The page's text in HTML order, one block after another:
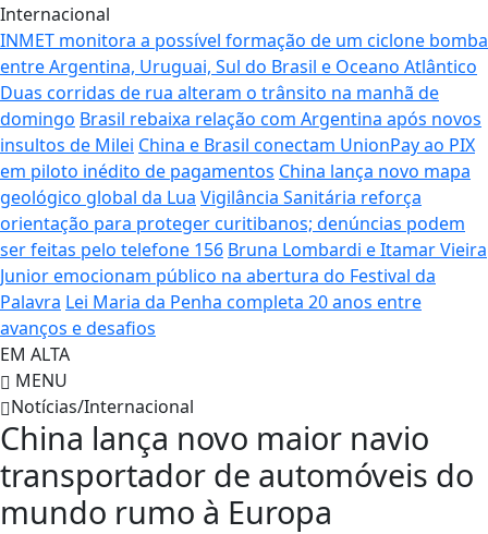
Internacional
INMET monitora a possível formação de um ciclone bomba
entre Argentina, Uruguai, Sul do Brasil e Oceano Atlântico
Duas corridas de rua alteram o trânsito na manhã de
domingo Brasil rebaixa relação com Argentina após novos
insultos de Milei China e Brasil conectam UnionPay ao PIX
em piloto inédito de pagamentos China lança novo mapa
geológico global da Lua Vigilância Sanitária reforça
orientação para proteger curitibanos; denúncias podem
ser feitas pelo telefone 156 Bruna Lombardi e Itamar Vieira
Junior emocionam público na abertura do Festival da
Palavra Lei Maria da Penha completa 20 anos entre
avanços e desafios
EM ALTA
MENU
Notícias/Internacional
China lança novo maior navio
transportador de automóveis do
mundo rumo à Europa